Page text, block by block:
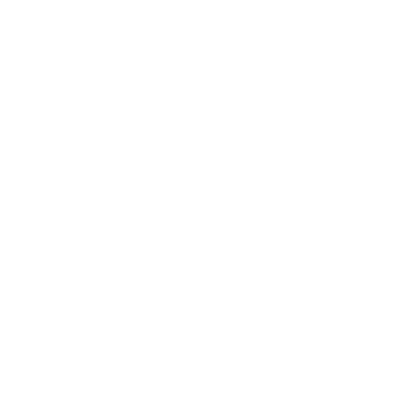
se fixeaza cuplul dorit.
coincide cu linia verticala a bratului.
pentru clichet, dupa care cheia este gata de utilizare.
atingerea cuplului stabilit este semnalizata facand clic
cu numarul de serie al cheii)